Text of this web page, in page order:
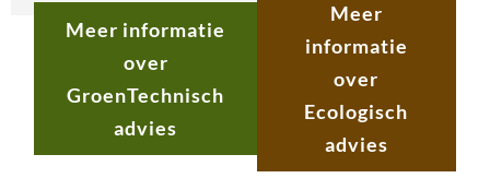
Meer informatie
over
GroenTechnisch
advies
Meer
informatie
over
Ecologisch
advies